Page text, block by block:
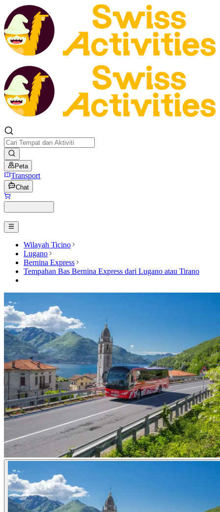
Peta
Transport
Chat
Wilayah Ticino
Lugano
Bernina Express
Tempahan Bas Bernina Express dari Lugano atau Tirano